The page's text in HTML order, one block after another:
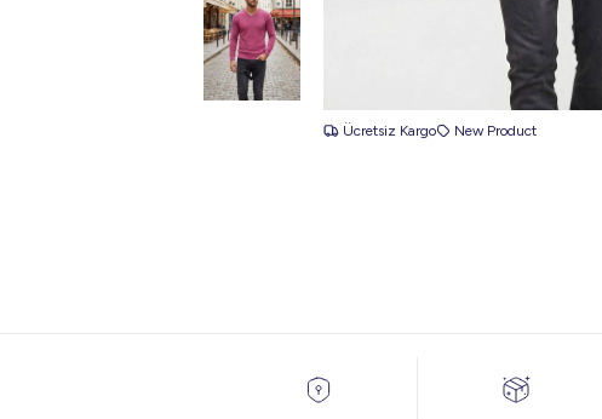
Ücretsiz Kargo New Product